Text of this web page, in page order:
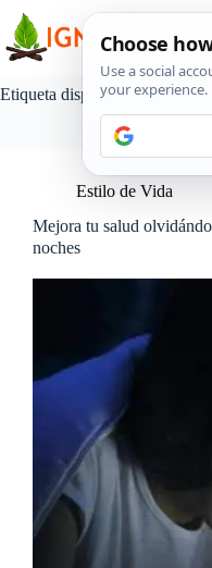
contenido
Etiqueta dispositivos inteligente
Estilo de Vida
Mejora tu salud
noches